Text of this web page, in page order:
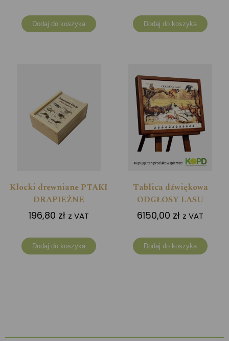
Dodaj do koszyka Dodaj do koszyka
Klocki drewniane PTAKI
DRAPIEŻNE
196,80 zł z VAT
Dodaj do koszyka
Tablica dźwiękowa
ODGŁOSY LASU
6150,00 zł z VAT
Dodaj do koszyka